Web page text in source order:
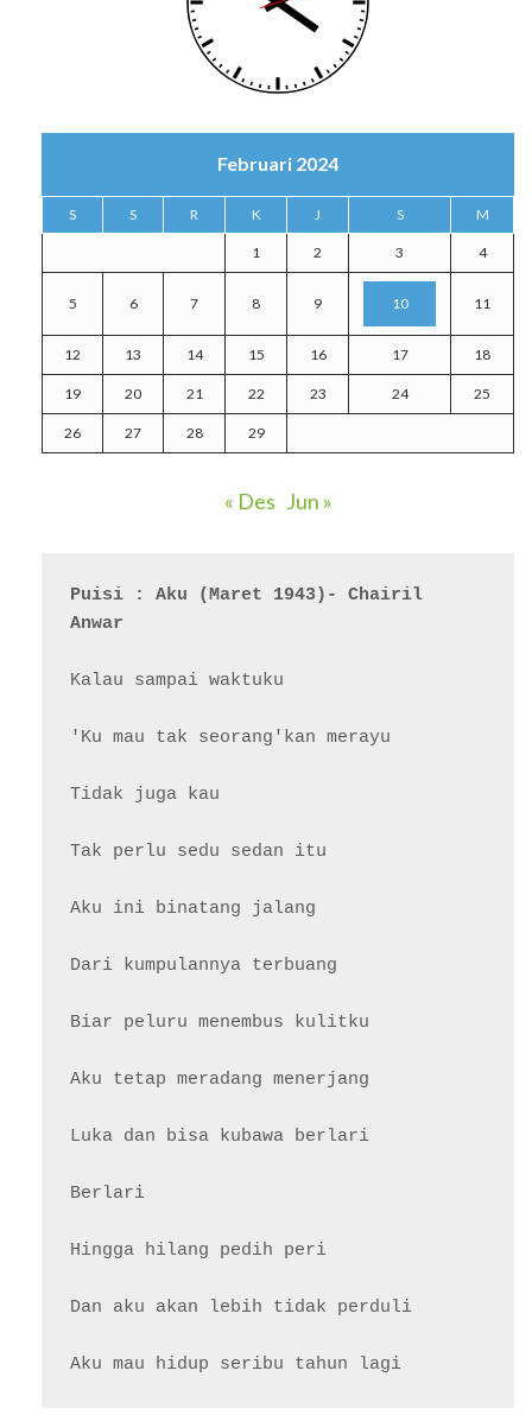
Februari 2024
S S R K J S M
1 2 3 4
5 6 7 8 9 10 11
12 13 14 15 16 17 18
19 20 21 22 23 24 25
26 27 28 29
« Des Jun »
Puisi : Aku (Maret 1943)- Chairil
Anwar
Kalau sampai waktuku
'Ku mau tak seorang'kan merayu
Tidak juga kau
Tak perlu sedu sedan itu
Aku ini binatang jalang
Dari kumpulannya terbuang
Biar peluru menembus kulitku
Aku tetap meradang menerjang
Luka dan bisa kubawa berlari
Berlari
Hingga hilang pedih peri
Dan aku akan lebih tidak perduli